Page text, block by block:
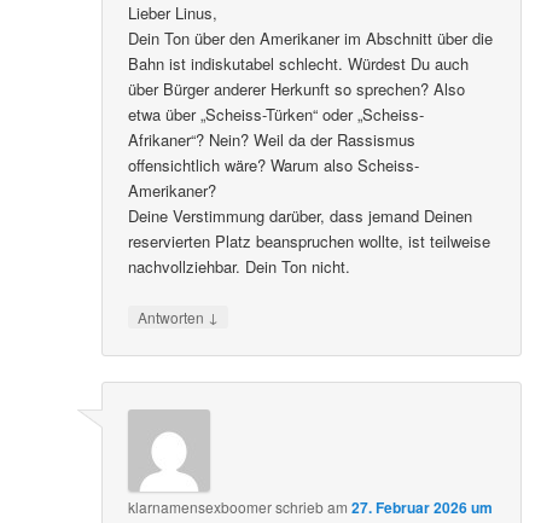
Lieber Linus,
Dein Ton über den Amerikaner im Abschnitt über die
Bahn ist indiskutabel schlecht. Würdest Du auch
über Bürger anderer Herkunft so sprechen? Also
etwa über „Scheiss-Türken“ oder „Scheiss-
Afrikaner“? Nein? Weil da der Rassismus
offensichtlich wäre? Warum also Scheiss-
Amerikaner?
Deine Verstimmung darüber, dass jemand Deinen
reservierten Platz beanspruchen wollte, ist teilweise
nachvollziehbar. Dein Ton nicht.
Antworten ↓
klarnamensexboomerschriebam27. Februar 2026 um